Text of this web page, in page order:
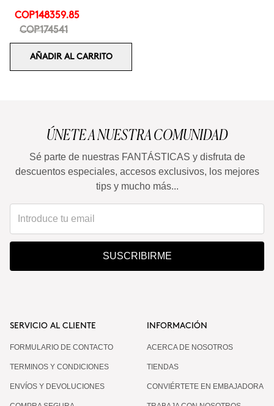
COP148359.85
COP174541
AÑADIR AL CARRITO
ÚNETE A NUESTRA COMUNIDAD
Sé parte de nuestras FANTÁSTICAS y disfruta de
descuentos especiales, accesos exclusivos, los mejores
tips y mucho más...
SUSCRIBIRME
SERVICIO AL CLIENTE
FORMULARIO DE CONTACTO
TERMINOS Y CONDICIONES
ENVÍOS Y DEVOLUCIONES
INFORMACIÓN
ACERCA DE NOSOTROS
TIENDAS
CONVIÉRTETE EN EMBAJADORA